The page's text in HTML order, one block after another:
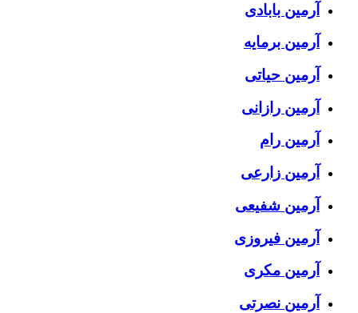
آرمین بابادی
آرمین برمایه
آرمین حیاتی
آرمین رازانی
آرمین رام
آرمین زارعی
آرمین شفیعی
آرمین فیروزی
آرمین مکری
آرمین نصرتی